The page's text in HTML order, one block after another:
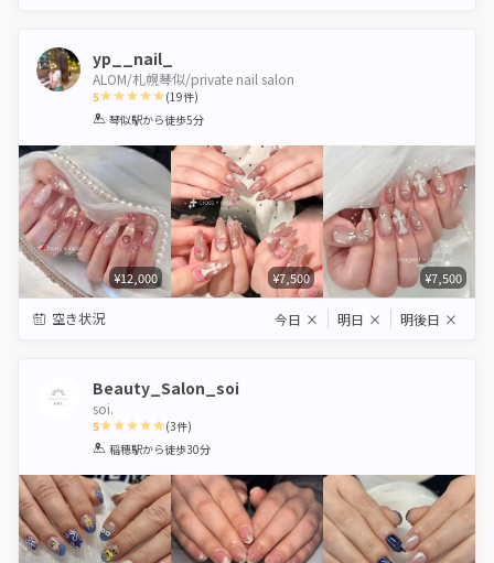
yp__nail_
ALOM/札幌琴似/private nail salon
5
1 2 3 4 5
(19件)
琴似駅から徒歩5分
¥12,000 ¥7,500 ¥7,500
空き状況 今日 × 明日 × 明後日 ×
Beauty_Salon_soi
soi.
5
1 2 3 4 5
(3件)
稲穂駅から徒歩30分